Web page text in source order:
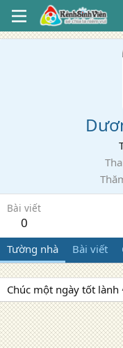
Bài viết
0
Tường nhà Bài viết
Chúc một ngày tốt lành